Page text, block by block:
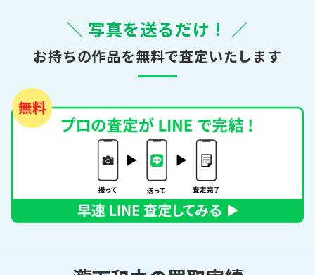
＼ 写真を送るだけ！ ／
お持ちの作品を無料で査定いたします